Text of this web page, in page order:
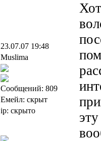
23.07.07 19:48
Muslima
Сообщений: 809
Емейл: скрыт
ip: скрыто